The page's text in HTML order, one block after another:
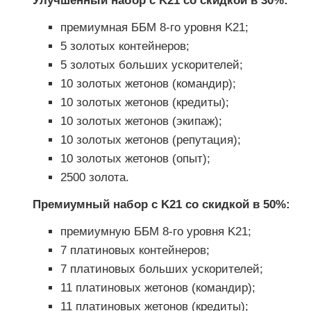
премиумная ББМ 8-го уровня K21;
5 золотых контейнеров;
5 золотых больших ускорителей;
10 золотых жетонов (командир);
10 золотых жетонов (кредиты);
10 золотых жетонов (экипаж);
10 золотых жетонов (репутация);
10 золотых жетонов (опыт);
2500 золота.
Премиумный набор с K21 со скидкой в 50%:
премиумную ББМ 8-го уровня K21;
7 платиновых контейнеров;
7 платиновых больших ускорителей;
11 платиновых жетонов (командир);
11 платиновых жетонов (кредиты);